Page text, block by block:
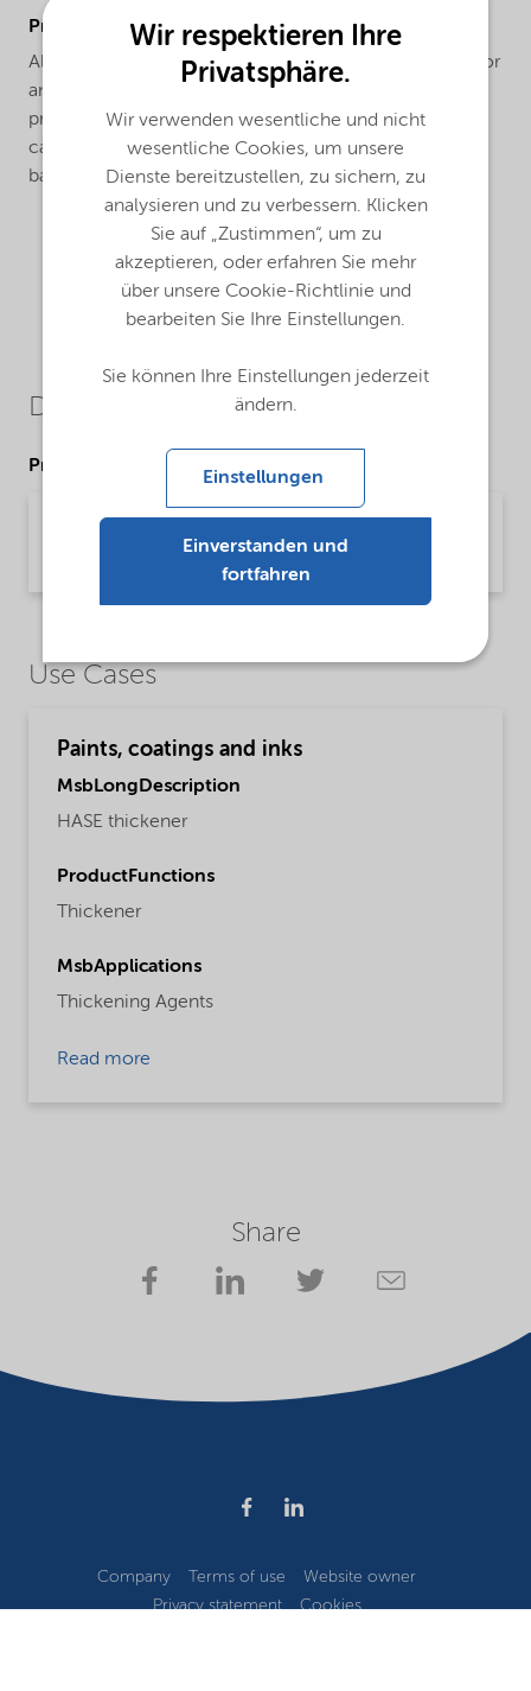
ProductApplications
Alcogum L 344 is recommended for use in both interior
and exterior flat paints to enhance flow and leveling by
providing medium shear rate viscosity. Alcogum L 344
can serve as either a primary or co-thickener in water-
based coatings.
Downloads
Product Data Sheets
PDS Alcogum L 344 (English)
Use Cases
Paints, coatings and inks
MsbLongDescription
HASE thickener
ProductFunctions
Thickener
MsbApplications
Thickening Agents
Read more
Share
Company Terms of use
Website owner
Privacy statement
Cookies
Wir respektieren Ihre
Privatsphäre.
Wir verwenden wesentliche und nicht
wesentliche Cookies, um unsere
Dienste bereitzustellen, zu sichern, zu
analysieren und zu verbessern. Klicken
Sie auf „Zustimmen“, um zu
akzeptieren, oder erfahren Sie mehr
über unsere Cookie-Richtlinie und
bearbeiten Sie Ihre Einstellungen.
Sie können Ihre Einstellungen jederzeit
ändern.
Einstellungen
Einverstanden und
fortfahren